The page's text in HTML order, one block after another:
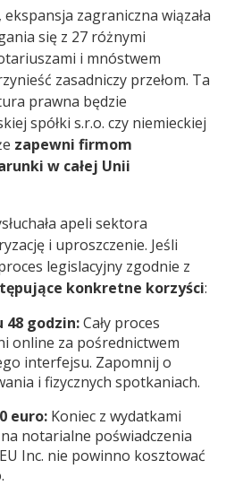
zagraniczna wiązała
się z 27 różnymi
i mnóstwem
zasadniczy przełom. Ta
prawna będzie
spółki s.r.o. czy niemieckiej
zapewni firmom
w całej Unii
apeli sektora
i uproszczenie. Jeśli
legislacyjny zgodnie z
konkretne korzyści:
48 godzin:Cały proces
online za pośrednictwem
interfejsu. Zapomnij o
i fizycznych spotkaniach.
euro: Koniec z wydatkami
notarialne poświadczenia
Inc. nie powinno kosztować